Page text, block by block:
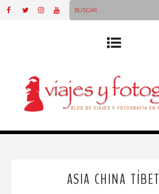
ASIA CHINA TÍBET